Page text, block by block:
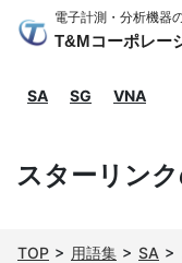
電子計測・分析機器
T&Mコーポレー
SA SG VNA
スターリン
TOP 用語集 SA